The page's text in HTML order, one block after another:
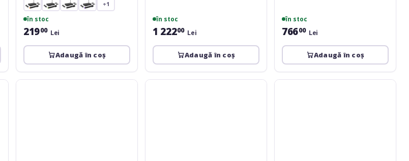
+1
în stoc
21900 Lei
Adaugă în coș
în stoc
1 22200 Lei
Adaugă în coș
în stoc
76600 Lei
Adaugă în coș
XVive
XVive
Yuer